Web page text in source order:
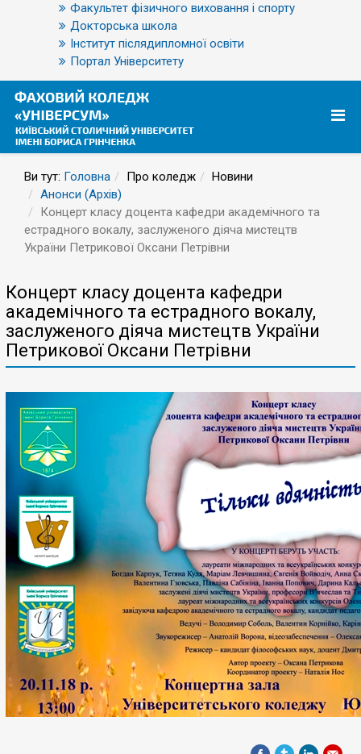
Факультет фізичного виховання і спорту
Докторська школа
Інститут післядипломної освіти
Портал Університету
Ви тут: Головна Про коледж
Новини
Анонси (Архів)
Концерт класу доцента кафедри академічного та
естрадного вокалу, заслуженого діяча мистецтв
України Петрикової Оксани Петрівни
Концерт класу доцента кафедри
академічного та естрадного вокалу,
заслуженого діяча мистецтв України
Петрикової Оксани Петрівни